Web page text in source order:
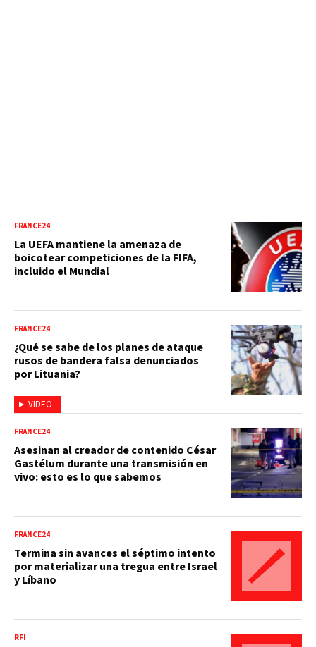
FRANCE24
La UEFA mantiene la amenaza de
boicotear competiciones de la FIFA,
incluido el Mundial
VIDEO
FRANCE24
¿Qué se sabe de los planes de ataque
rusos de bandera falsa denunciados
por Lituania?
FRANCE24
Asesinan al creador de contenido César
Gastélum durante una transmisión en
vivo: esto es lo que sabemos
FRANCE24
Termina sin avances el séptimo intento
por materializar una tregua entre Israel
y Líbano
RFI